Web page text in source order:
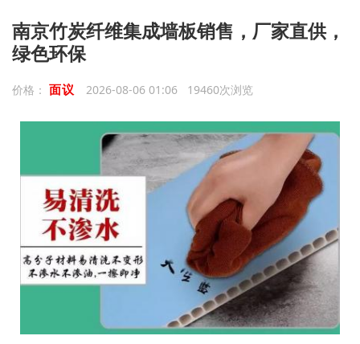
南京竹炭纤维集成墙板销售，厂家直供，
绿色环保
价格： 面议 2026-08-06 01:06 19460次浏览